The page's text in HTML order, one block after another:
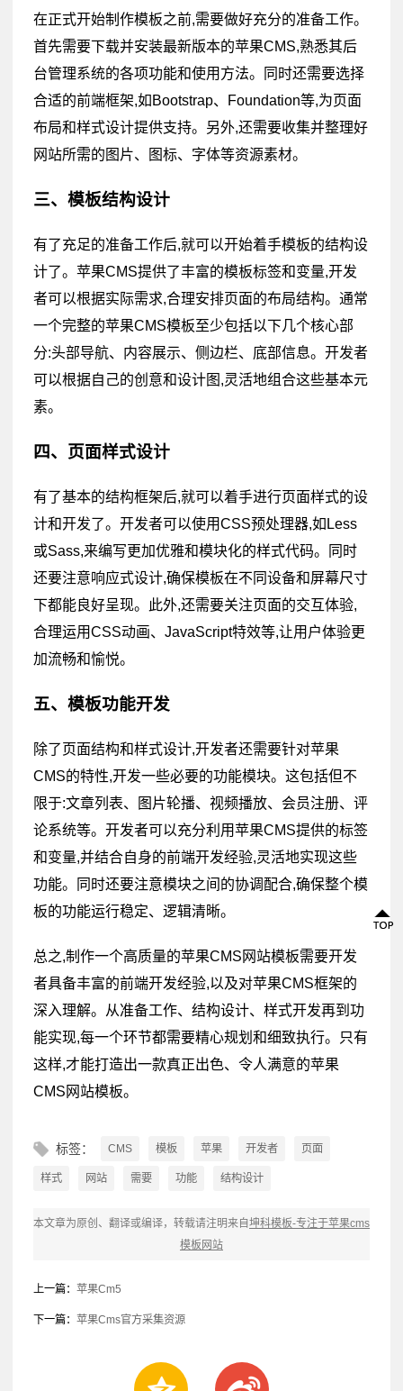
在正式开始制作模板之前,需要做好充分的准备工作。
首先需要下载并安装最新版本的苹果CMS,熟悉其后
台管理系统的各项功能和使用方法。同时还需要选择
合适的前端框架,如Bootstrap、Foundation等,为页面
布局和样式设计提供支持。另外,还需要收集并整理好
网站所需的图片、图标、字体等资源素材。
三、模板结构设计
有了充足的准备工作后,就可以开始着手模板的结构设
计了。苹果CMS提供了丰富的模板标签和变量,开发
者可以根据实际需求,合理安排页面的布局结构。通常
一个完整的苹果CMS模板至少包括以下几个核心部
分:头部导航、内容展示、侧边栏、底部信息。开发者
可以根据自己的创意和设计图,灵活地组合这些基本元
素。
四、页面样式设计
有了基本的结构框架后,就可以着手进行页面样式的设
计和开发了。开发者可以使用CSS预处理器,如Less
或Sass,来编写更加优雅和模块化的样式代码。同时
还要注意响应式设计,确保模板在不同设备和屏幕尺寸
下都能良好呈现。此外,还需要关注页面的交互体验,
合理运用CSS动画、JavaScript特效等,让用户体验更
加流畅和愉悦。
五、模板功能开发
除了页面结构和样式设计,开发者还需要针对苹果
CMS的特性,开发一些必要的功能模块。这包括但不
限于:文章列表、图片轮播、视频播放、会员注册、评
论系统等。开发者可以充分利用苹果CMS提供的标签
和变量,并结合自身的前端开发经验,灵活地实现这些
功能。同时还要注意模块之间的协调配合,确保整个模
板的功能运行稳定、逻辑清晰。
总之,制作一个高质量的苹果CMS网站模板需要开发
者具备丰富的前端开发经验,以及对苹果CMS框架的
深入理解。从准备工作、结构设计、样式开发再到功
能实现,每一个环节都需要精心规划和细致执行。只有
这样,才能打造出一款真正出色、令人满意的苹果
CMS网站模板。
标签： CMS 模板 苹果 开发者 页面
样式 网站 需要 功能 结构设计
本文章为原创、翻译或编译，转载请注明来自坤科模板-专注于苹果cms
模板网站
上一篇： 苹果Cm5
下一篇： 苹果Cms官方采集资源